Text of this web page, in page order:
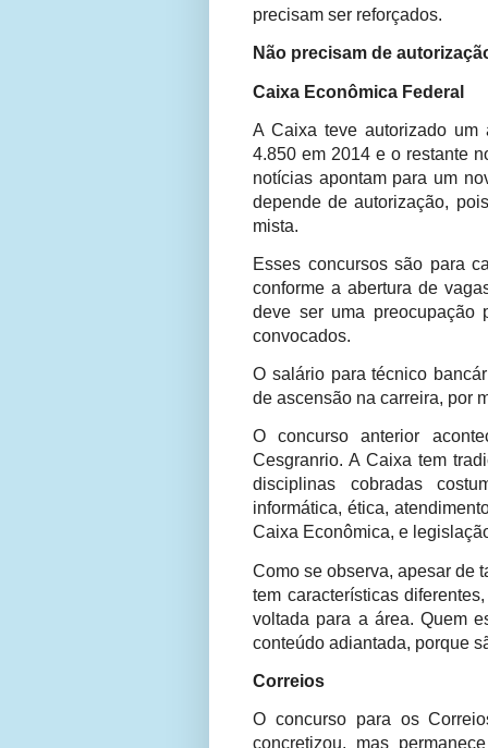
precisam ser reforçados.
Não precisam de
Caixa Econômica Federal
A Caixa teve autorizado um
4.850 em 2014 e o restante
notícias apontam para um
depende de autorização,
mista.
Esses concursos são para
conforme a abertura de
deve ser uma preocupação
convocados.
O salário para técnico
de ascensão na carreira, por
O concurso anterior
Cesgranrio. A Caixa tem
disciplinas cobradas
informática, ética,
Caixa Econômica, e
Como se observa, apesar de
tem características
voltada para a área. Quem
conteúdo adiantada, porque
Correios
O concurso para os
concretizou, mas